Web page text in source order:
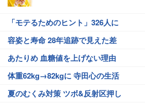
「モテるためのヒント」326人に
容姿と寿命 28年追跡で見えた差
あたりめ 血糖値を上げない理由
体重62kg→82kgに 寺田心の生活
夏のむくみ対策 ツボ&反射区押し